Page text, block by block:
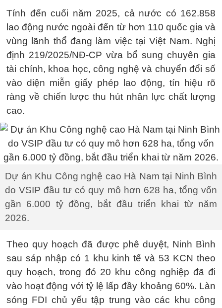
Tính đến cuối năm 2025, cả nước có 162.858
lao động nước ngoài đến từ hơn 110 quốc gia và
vùng lãnh thổ đang làm việc tại Việt Nam. Nghị
định 219/2025/NĐ-CP vừa bổ sung chuyên gia
tài chính, khoa học, công nghệ và chuyển đổi số
vào diện miễn giấy phép lao động, tín hiệu rõ
ràng về chiến lược thu hút nhân lực chất lượng
cao.
Dự án Khu Công nghệ cao Hà Nam tại Ninh Bình
do VSIP đầu tư có quy mô hơn 628 ha, tổng vốn
gần 6.000 tỷ đồng, bắt đầu triển khai từ năm
2026.
Theo quy hoạch đã được phê duyệt, Ninh Bình
sau sáp nhập có 1 khu kinh tế và 53 KCN theo
quy hoạch, trong đó 20 khu công nghiệp đã đi
vào hoạt động với tỷ lệ lấp đầy khoảng 60%. Làn
sóng FDI chủ yếu tập trung vào các khu công